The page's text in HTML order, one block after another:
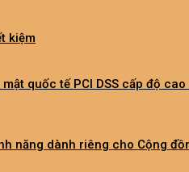
kiệm
quốc tế PCI DSS cấp độ cao
năng dành riêng cho Cộng